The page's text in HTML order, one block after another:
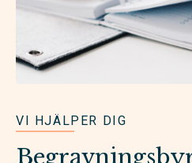
VI HJÄLPER DIG